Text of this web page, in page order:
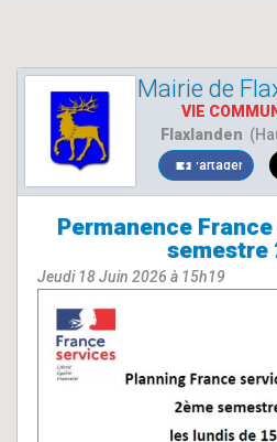
Mairie de
VIE
Flaxlanden
Partager
Permanence
semestre
Jeudi 18 Juin 2026 à 15h19